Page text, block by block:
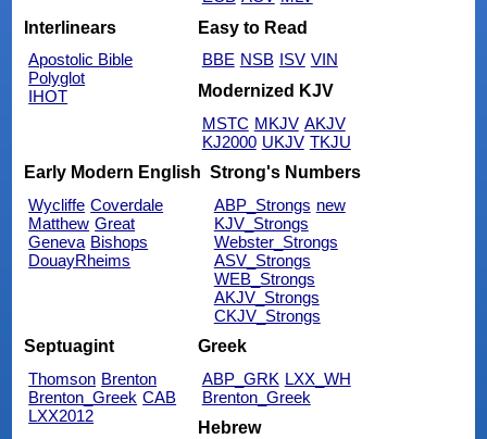
Interlinears
Apostolic Bible
Polyglot
IHOT
Easy to Read
BBE NSB ISV VIN
Modernized KJV
MSTC MKJV AKJV
KJ2000 UKJV TKJU
Early Modern English
Wycliffe Coverdale
Matthew Great
Geneva Bishops
DouayRheims
Strong's Numbers
ABP_Strongs new
KJV_Strongs
Webster_Strongs
ASV_Strongs
WEB_Strongs
AKJV_Strongs
CKJV_Strongs
Septuagint
Thomson Brenton
Brenton_Greek CAB
LXX2012
Greek
ABP_GRK LXX_WH
Brenton_Greek
Hebrew